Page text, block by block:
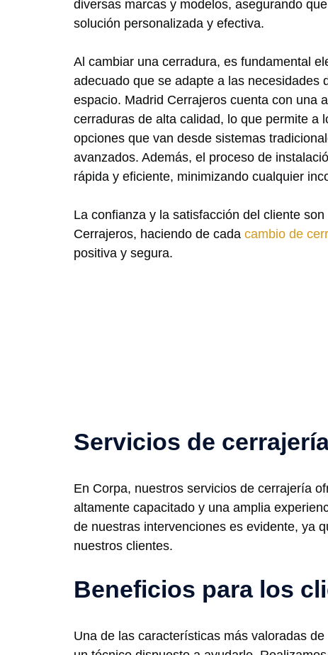
diversas marcas y modelos, asegurando
solución personalizada y efectiva.
Al cambiar una cerradura, es fundamental
adecuado que se adapte a las necesidades
espacio. Madrid Cerrajeros cuenta con una
cerraduras de alta calidad, lo que permite a
opciones que van desde sistemas
avanzados. Además, el proceso de
rápida y eficiente, minimizando cualquier
La confianza y la satisfacción del cliente
Cerrajeros, haciendo de cada cambio de
positiva y segura.
Servicios de
En Corpa, nuestros servicios de cerrajería
altamente capacitado y una amplia
de nuestras intervenciones es evidente, ya
nuestros clientes.
Beneficios para los
Una de las características más valoradas